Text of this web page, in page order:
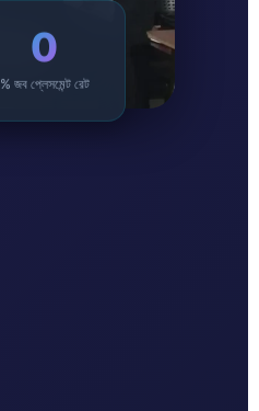
0
% জব প্লেসমেন্ট রেট